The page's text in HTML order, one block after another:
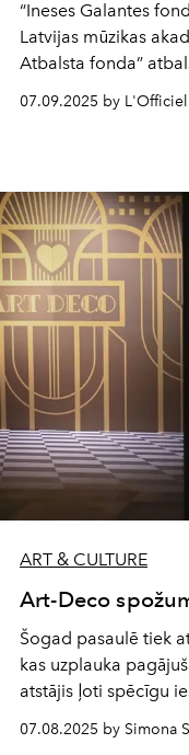
“Ineses Galantes
Latvijas mūzikas
Atbalsta fonda”
pieteikumu
07.09.2025 by L'Officiel
ART & CULTURE
Art-Deco
Šogad pasaulē tiek
kas uzplauka
atstājis ļoti spēcīgu
aspektos spožajam
07.08.2025 by Simona